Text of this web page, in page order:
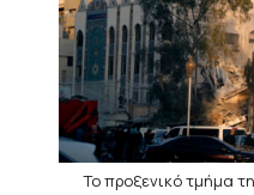
Το προξενικό τμήμα